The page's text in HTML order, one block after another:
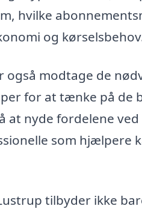
hvilke
og
også modtage de
for at tænke på de
at nyde fordelene
som hjælpere
tilbyder ikke